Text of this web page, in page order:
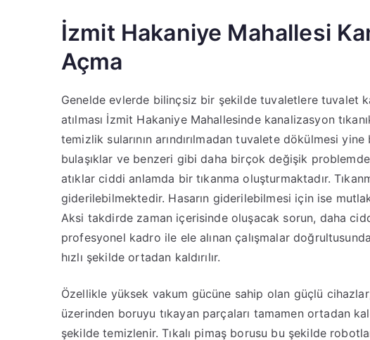
İzmit Hakaniye Mahallesi
Açma
Genelde evlerde bilinçsiz bir şekilde tuvaletlere tuvalet
atılması İzmit Hakaniye Mahallesinde kanalizasyon
temizlik sularının arındırılmadan tuvalete dökülmesi
bulaşıklar ve benzeri gibi daha birçok değişik
atıklar ciddi anlamda bir tıkanma oluşturmaktadır.
giderilebilmektedir. Hasarın giderilebilmesi için ise
Aksi takdirde zaman içerisinde oluşacak sorun, daha
profesyonel kadro ile ele alınan çalışmalar
hızlı şekilde ortadan kaldırılır.
Özellikle yüksek vakum gücüne sahip olan güçlü
üzerinden boruyu tıkayan parçaları tamamen ortadan
şekilde temizlenir. Tıkalı pimaş borusu bu şekilde